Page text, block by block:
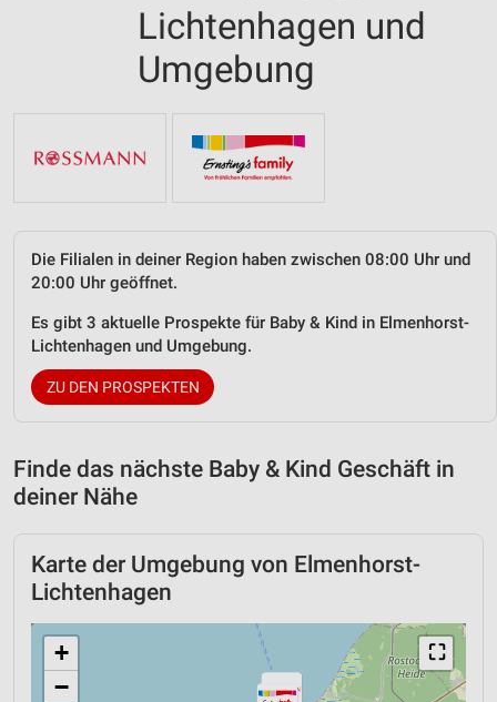
Lichtenhagen und
Umgebung
Die Filialen in deiner Region haben zwischen 08:00 Uhr und
20:00 Uhr geöffnet.
Es gibt 3 aktuelle Prospekte für Baby & Kind in Elmenhorst-
Lichtenhagen und Umgebung.
ZU DEN PROSPEKTEN
Finde das nächste Baby & Kind Geschäft in
deiner Nähe
Karte der Umgebung von Elmenhorst-
Lichtenhagen
⛶
+
−